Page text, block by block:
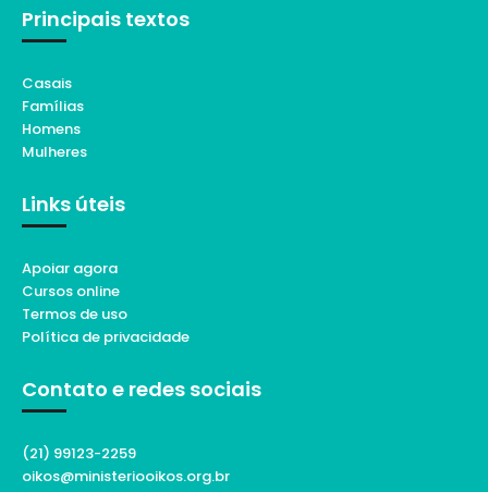
Principais textos
Casais
Famílias
Homens
Mulheres
Links úteis
Apoiar agora
Cursos online
Termos de uso
Política de privacidade
Contato e redes sociais
(21) 99123-2259
oikos@ministeriooikos.org.br